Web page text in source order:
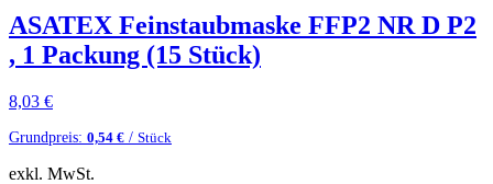
ASATEX Feinstaubmaske FFP2 NR D P2
, 1 Packung (15 Stück)
8,03 €
Grundpreis: 0,54 € / Stück
exkl. MwSt.